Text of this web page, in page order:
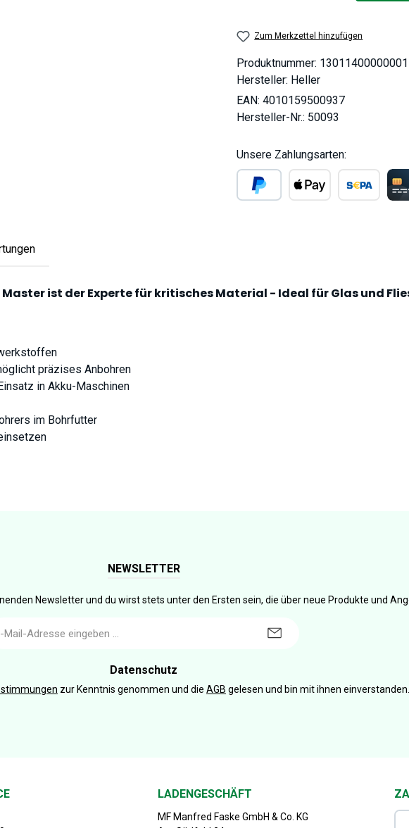
Zum Merkzettel hinzufügen
Produktnummer: 13011400000001
Hersteller: Heller
EAN: 4010159500937
Hersteller-Nr.: 50093
Unsere Zahlungsarten:
Master ist der Experte für kritisches Material - Ideal für Glas und
präzises Anbohren
in Akku-Maschinen
im Bohrfutter
NEWSLETTER
Newsletter und du wirst stets unter den Ersten sein, die über neue Produkte und
Datenschutz
zur Kenntnis genommen und die AGB gelesen und bin mit ihnen einverstanden.
LADENGESCHÄFT
MF Manfred Faske GmbH & Co. KG